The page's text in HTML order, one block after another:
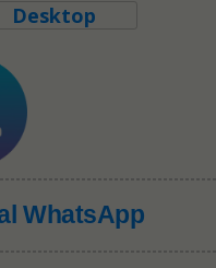
Desktop
WhatsApp